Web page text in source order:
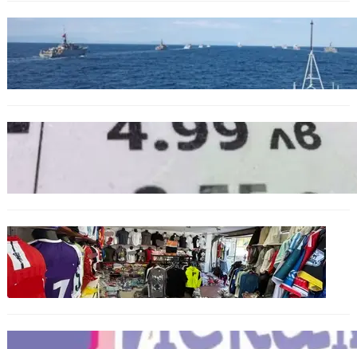
Нов минен ловец за българския флот
пристига до края на годината
БЪЛГАРИЯ
Левът изчезва от етикетите: Търговците
БЪЛГАРИЯ
Иззеха фалшиви стоки за близо 650 000
евро при акция във Варна и „Златни
пясъци“